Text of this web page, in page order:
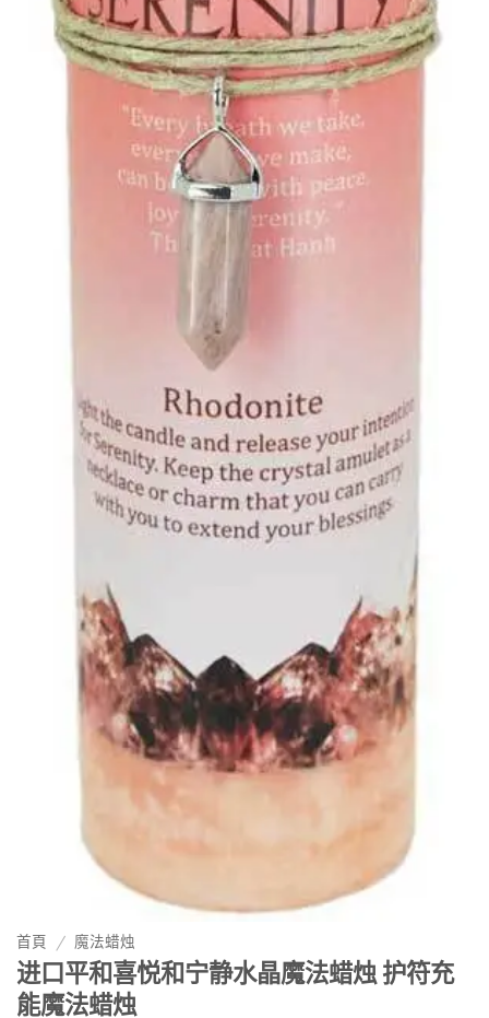
首頁 / 魔法蜡烛
进口平和喜悦和宁静水晶魔法蜡烛 护符充
能魔法蜡烛